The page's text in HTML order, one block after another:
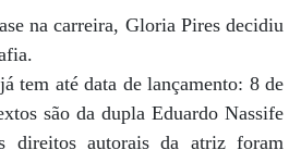
na carreira, Gloria Pires decidiu
tem até data de lançamento: 8 de
são da dupla Eduardo Nassife
direitos autorais da atriz foram